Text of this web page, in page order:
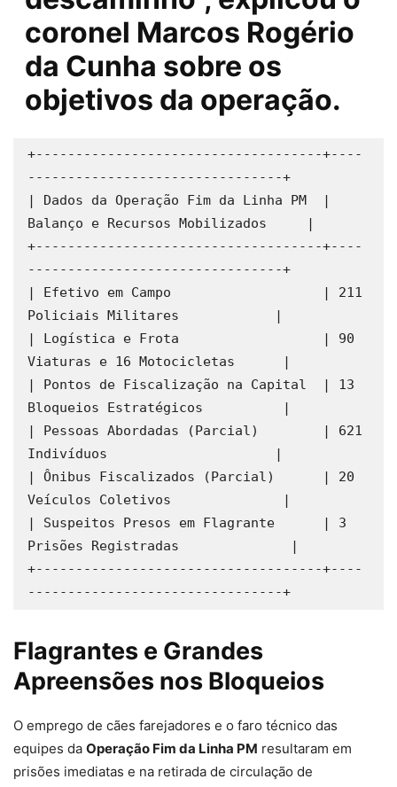
coronel Marcos Rogério
da Cunha sobre os
objetivos da operação.
+------------------------------------+----
--------------------------------+
| Dados da Operação Fim da Linha PM  |
Balanço e Recursos Mobilizados     |
+------------------------------------+----
--------------------------------+
| Efetivo em Campo                   | 211
Policiais Militares            |
| Logística e Frota                  | 90
Viaturas e 16 Motocicletas      |
| Pontos de Fiscalização na Capital  | 13
Bloqueios Estratégicos          |
| Pessoas Abordadas (Parcial)        | 621
Indivíduos                     |
| Ônibus Fiscalizados (Parcial)      | 20
Veículos Coletivos              |
| Suspeitos Presos em Flagrante      | 3
Prisões Registradas              |
+------------------------------------+----
Flagrantes e Grandes
Apreensões nos Bloqueios
O emprego de cães farejadores e o faro técnico das
equipes da Operação Fim da Linha PM resultaram em
prisões imediatas e na retirada de circulação de